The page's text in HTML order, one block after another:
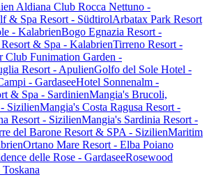
Aldiana Club Rocca Nettuno -
& Spa Resort - SüdtirolArbatax Park Resort
- KalabrienBogo Egnazia Resort -
& Spa - KalabrienTirreno Resort -
Club Funimation Garden -
Resort - ApulienGolfo del Sole Hotel -
- GardaseeHotel Sonnenalm -
& Spa - SardinienMangia's Brucoli,
SizilienMangia's Costa Ragusa Resort -
Resort - SizilienMangia's Sardinia Resort -
del Barone Resort & SPA - SizilienMaritim
Ortano Mare Resort - Elba Poiano
delle Rose - GardaseeRosewood